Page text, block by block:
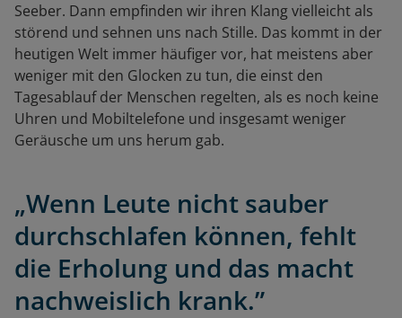
Seeber. Dann empfinden wir ihren Klang vielleicht als
störend und sehnen uns nach Stille. Das kommt in der
heutigen Welt immer häufiger vor, hat meistens aber
weniger mit den Glocken zu tun, die einst den
Tagesablauf der Menschen regelten, als es noch keine
Uhren und Mobiltelefone und insgesamt weniger
Geräusche um uns herum gab.
„Wenn Leute nicht sauber
durchschlafen können, fehlt
die Erholung und das macht
nachweislich krank.”